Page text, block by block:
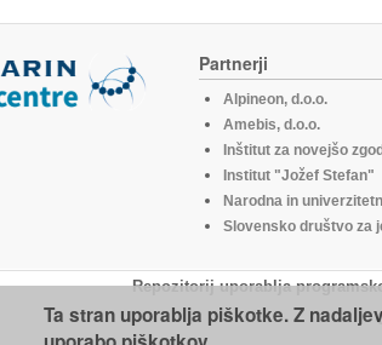
Partnerji
Alpineon, d.o.o.
Amebis, d.o.o.
Inštitut za novejšo
Institut "Jožef Stefan"
Narodna in
Slovensko društvo za
Repozitorij uporablja
Ta stran uporablja piškotke. Z